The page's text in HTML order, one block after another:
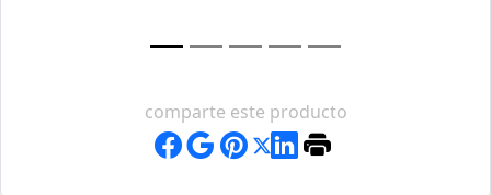
comparte este producto